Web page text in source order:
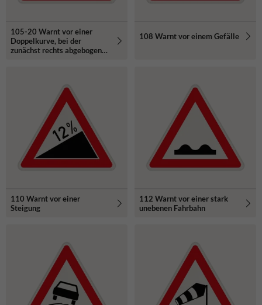
105-20 Warnt vor einer
Doppelkurve, bei der
zunächst rechts abgebogen
108 Warnt vor einem Gefälle
110 Warnt vor einer
Steigung
112 Warnt vor einer stark
unebenen Fahrbahn